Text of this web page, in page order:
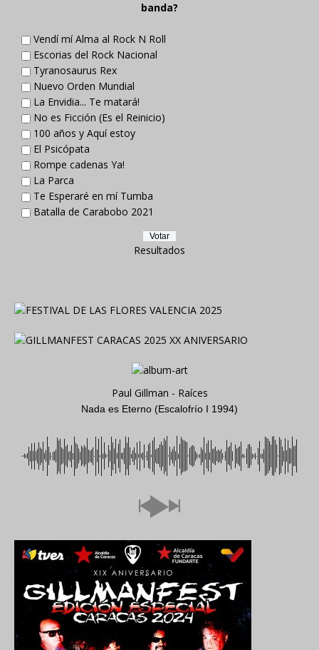
banda?
Vendí mí Alma al Rock N Roll
Escorias del Rock Nacional
Tyranosaurus Rex
Nuevo Orden Mundial
La Envidia... Te matará!
No es Ficción (Es el Reinicio)
100 años y Aquí estoy
El Psicópata
Rompe cadenas Ya!
La Parca
Te Esperaré en mí Tumba
Batalla de Carabobo 2021
Resultados
Paul Gillman - Raíces
Nada es Eterno (Escalofrío I 1994)